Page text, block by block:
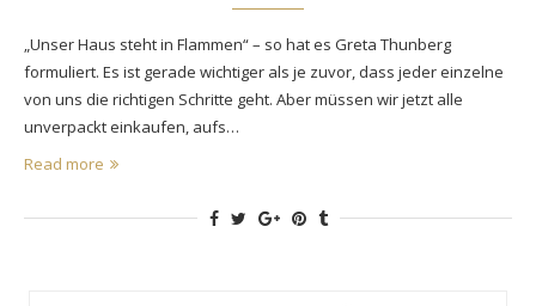
„Unser Haus steht in Flammen“ – so hat es Greta Thunberg
formuliert. Es ist gerade wichtiger als je zuvor, dass jeder einzelne
von uns die richtigen Schritte geht. Aber müssen wir jetzt alle
unverpackt einkaufen, aufs…
Read more